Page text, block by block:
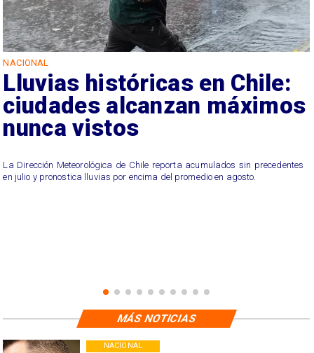
NACIONAL
Lluvias históricas en Chile:
ciudades alcanzan máximos
nunca vistos
La Dirección Meteorológica de Chile reporta acumulados sin precedentes
en julio y pronostica lluvias por encima del promedio en agosto.
NACIONAL
MÁS NOTICIAS